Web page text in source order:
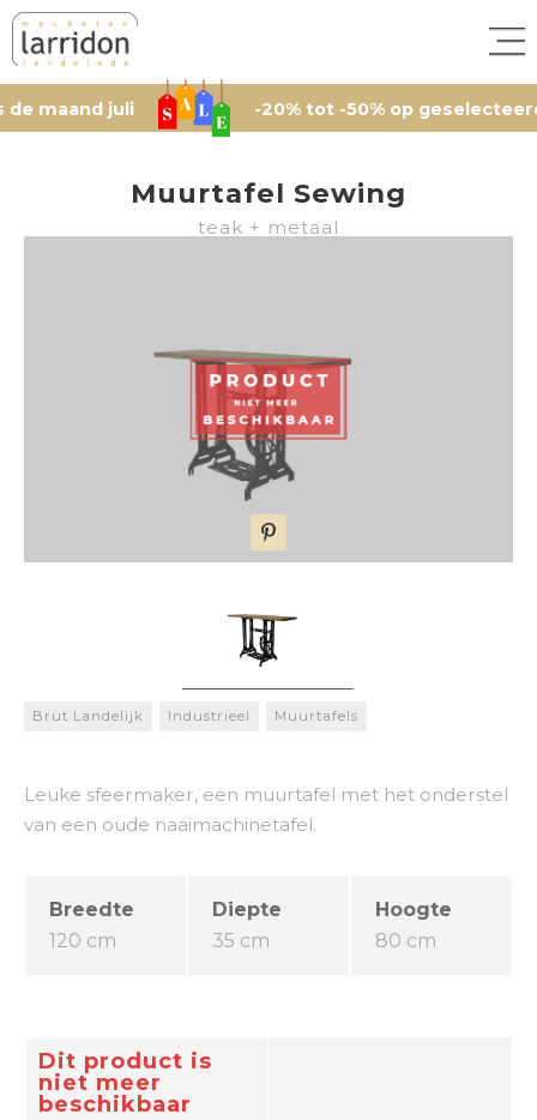
juli -20% tot -50% op geselecteerde
Muurtafel Sewing
teak + metaal
Brut Landelijk Industrieel Muurtafels
Leuke sfeermaker, een muurtafel met het onderstel
van een oude naaimachinetafel.
Breedte
120 cm
Diepte
35 cm
Hoogte
80 cm
Dit product is
niet meer
beschikbaar